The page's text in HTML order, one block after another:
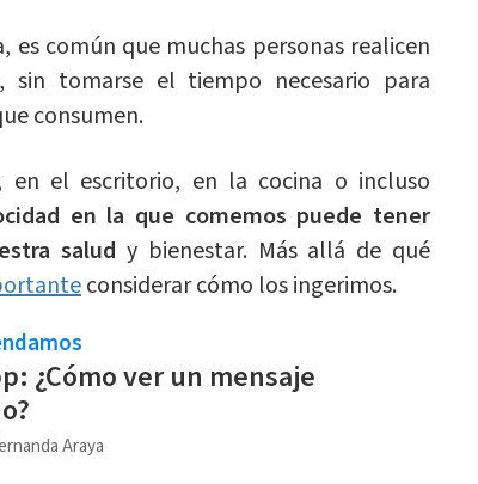
es común que muchas personas realicen
sin tomarse el tiempo necesario para
consumen.
en el escritorio, en la cocina o incluso
en la que comemos puede tener
salud y bienestar. Más allá de qué
considerar cómo los ingerimos.
¿Cómo ver un mensaje
Araya